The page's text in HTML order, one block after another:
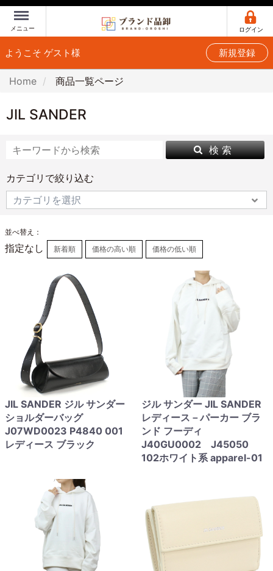
Menu
メニュー ログイン
ようこそ ゲスト様 新規登録
Home 商品一覧ページ
JIL SANDER
検 索
カテゴリで絞り込む
並べ替え：
指定なし 新着順 価格の高い順 価格の低い順
JIL SANDER ジル サンダー
ショルダーバッグ
J07WD0023 P4840 001
レディース ブラック
ジル サンダー JIL SANDER
レディース－パーカー ブラ
ンド フーディ
J40GU0002 J45050
102ホワイト系 apparel-01